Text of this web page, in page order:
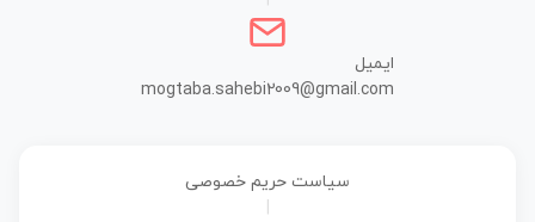
ایمیل
mogtaba.sahebi2009@gmail.com
سیاست حریم خصوصی